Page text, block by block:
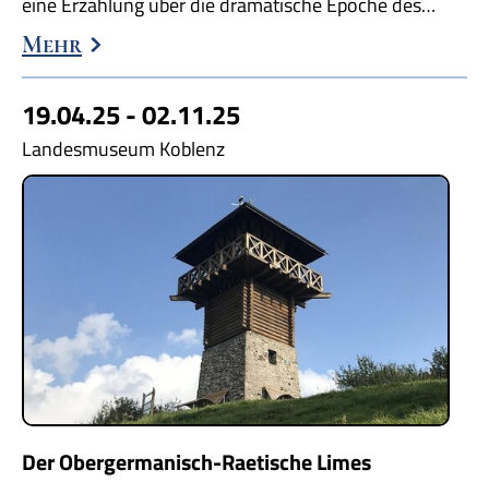
Mehr
19.04.25 - 02.11.25
Landesmuseum Koblenz
Der Obergermanisch-Raetische Limes